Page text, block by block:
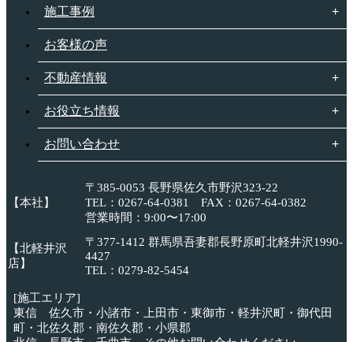
施工事例
お客様の声
不動産情報
お役立ち情報
お問い合わせ
【本社】
〒385-0053 長野県佐久市野沢323-22
TEL：0267-64-0381 FAX：0267-64-0382
営業時間：9:00〜17:00
【北軽井沢
店】
〒377-1412 群馬県吾妻郡長野原町北軽井沢1990-
4427
TEL：0279-82-5454
[施工エリア]
東信 佐久市・小諸市・上田市・東御市・軽井沢町・御代田
町・北佐久郡・南佐久郡・小県郡